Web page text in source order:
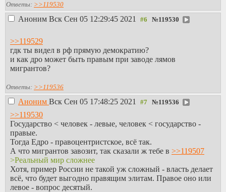
Ответы: >>119530
Аноним Вск Сен 05 12:29:45 2021 №119530
>>119529
гдк ты видел в рф прямую демократию?
и как дро может быть правым при заводе лямов
мигрантов?
Ответы: >>119536
Аноним Вск Сен 05 17:48:25 2021 №119536
>>119530
Государство < человек - левые, человек < государство -
правые.
Тогда Едро - правоцентристское, всё так.
А что мигрантов завозит, так сказали ж тебе в >>119507
>Реальный мир сложнее
Хотя, пример России не такой уж сложный - власть делает
всё, что будет выгодно правящим элитам. Правое оно или
левое - вопрос десятый.